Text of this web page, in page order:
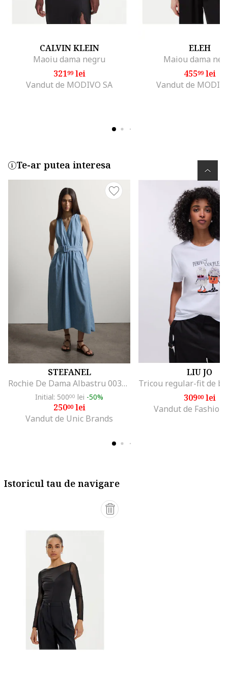
CALVIN KLEIN
Maoiu dama negru
32199lei
Vandut de MODIVO SA
ELEH
Maiou dama
45599lei
Vandut de
Te-ar putea interesa
STEFANEL
Rochie De Dama Albastru 003570963
Initial: 50000 lei -50%
25000lei
Vandut de Unic Brands
LIU JO
30900lei
Vandut de Fashion
Istoricul tau de navigare